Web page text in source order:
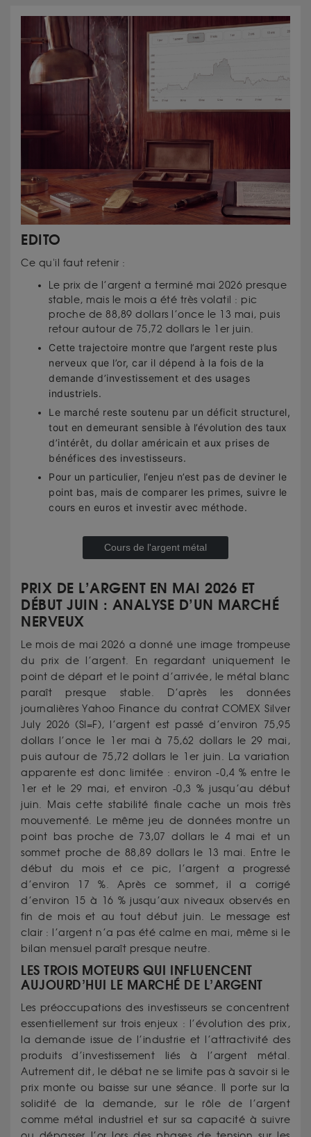
EDITO
Ce qu'il faut retenir :
Le prix de l’argent a terminé mai 2026 presque
stable, mais le mois a été très volatil : pic
proche de 88,89 dollars l’once le 13 mai, puis
retour autour de 75,72 dollars le 1er juin.
Cette trajectoire montre que l’argent reste plus
nerveux que l’or, car il dépend à la fois de la
demande d’investissement et des usages
industriels.
Le marché reste soutenu par un déficit structurel,
tout en demeurant sensible à l’évolution des taux
d’intérêt, du dollar américain et aux prises de
bénéfices des investisseurs.
Pour un particulier, l’enjeu n’est pas de deviner le
point bas, mais de comparer les primes, suivre le
cours en euros et investir avec méthode.
Cours de l'argent métal
PRIX DE L’ARGENT EN MAI 2026 ET
DÉBUT JUIN : ANALYSE D’UN MARCHÉ
NERVEUX
Le mois de mai 2026 a donné une image trompeuse
du prix de l’argent. En regardant uniquement le
point de départ et le point d’arrivée, le métal blanc
paraît presque stable. D’après les données
journalières Yahoo Finance du contrat COMEX Silver
July 2026 (SI=F), l’argent est passé d’environ 75,95
dollars l’once le 1er mai à 75,62 dollars le 29 mai,
puis autour de 75,72 dollars le 1er juin. La variation
apparente est donc limitée : environ -0,4 % entre le
1er et le 29 mai, et environ -0,3 % jusqu’au début
juin. Mais cette stabilité finale cache un mois très
mouvementé. Le même jeu de données montre un
point bas proche de 73,07 dollars le 4 mai et un
sommet proche de 88,89 dollars le 13 mai. Entre le
début du mois et ce pic, l’argent a progressé
d’environ 17 %. Après ce sommet, il a corrigé
d’environ 15 à 16 % jusqu’aux niveaux observés en
fin de mois et au tout début juin. Le message est
clair : l’argent n’a pas été calme en mai, même si le
bilan mensuel paraît presque neutre.
LES TROIS MOTEURS QUI INFLUENCENT
AUJOURD’HUI LE MARCHÉ DE L’ARGENT
Les préoccupations des investisseurs se concentrent
essentiellement sur trois enjeux : l’évolution des prix,
la demande issue de l’industrie et l’attractivité des
produits d’investissement liés à l’argent métal.
Autrement dit, le débat ne se limite pas à savoir si le
prix monte ou baisse sur une séance. Il porte sur la
solidité de la demande, sur le rôle de l’argent
comme métal industriel et sur sa capacité à suivre